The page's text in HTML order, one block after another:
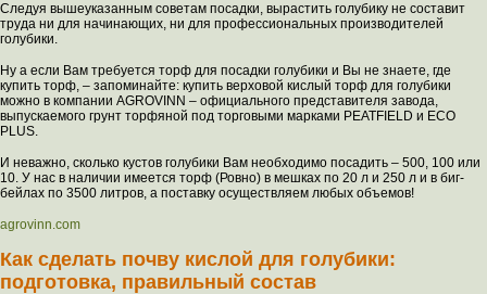
Следуя вышеуказанным советам посадки, вырастить голубику не составит
труда ни для начинающих, ни для профессиональных производителей
голубики.
Ну а если Вам требуется торф для посадки голубики и Вы не знаете, где
купить торф, – запоминайте: купить верховой кислый торф для голубики
можно в компании AGROVINN – официального представителя завода,
выпускаемого грунт торфяной под торговыми марками PEATFIELD и ECO
PLUS.
И неважно, сколько кустов голубики Вам необходимо посадить – 500, 100 или
10. У нас в наличии имеется торф (Ровно) в мешках по 20 л и 250 л и в биг-
бейлах по 3500 литров, а поставку осуществляем любых объемов!
agrovinn.com
Как сделать почву кислой для голубики:
подготовка, правильный состав